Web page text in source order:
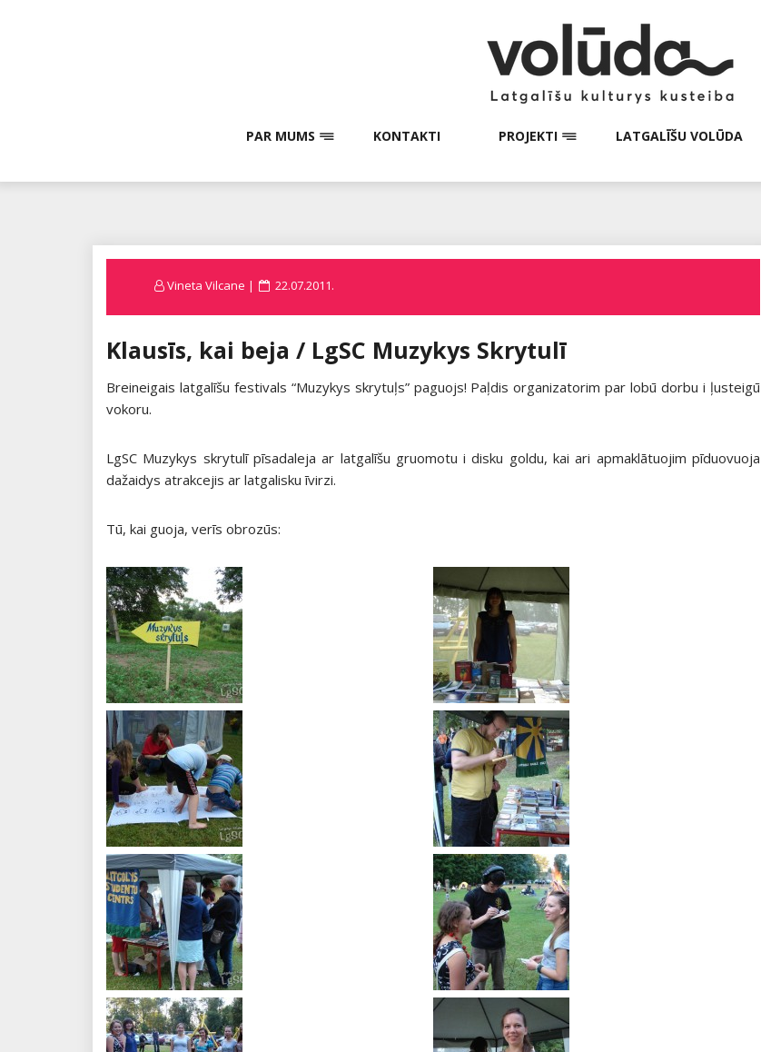
PAR MUMS KONTAKTI PROJEKTI LATGALĪŠU VOLŪDA
Vineta Vilcane
Posted
22.07.2011.
Klausīs, kai beja / LgSC Muzykys Skrytulī
Breineigais latgalīšu festivals “Muzykys skrytuļs” paguojs! Paļdis organizatorim par lobū dorbu i ļusteigū
vokoru.
LgSC Muzykys skrytulī pīsadaleja ar latgalīšu gruomotu i disku goldu, kai ari apmaklātuojim pīduovuoja
dažaidys atrakcejis ar latgalisku īvirzi.
Tū, kai guoja, verīs obrozūs: